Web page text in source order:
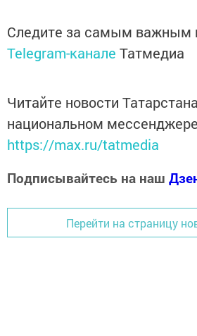
Следите за самым важным
Telegram-канале Татмедиа
Читайте новости
национальном
https://max.ru/tatmedia
Подписывайтесь на наш
Перейти на страницу